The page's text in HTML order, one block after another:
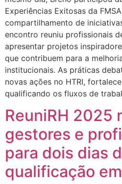
Experiências Exitosas da
compartilhamento de
encontro reuniu profissionais
apresentar projetos
que contribuem para a
institucionais. As práticas
novas ações no HTRI,
qualificando os fluxos de
ReuniRH 2025
gestores e
para dois dias
qualificação